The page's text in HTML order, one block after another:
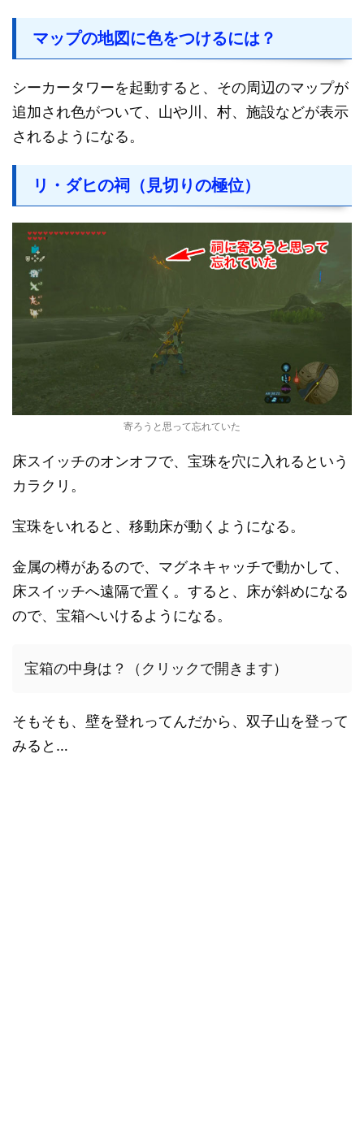
マップの地図に色をつけるには？
シーカータワーを起動すると、その周辺のマップが
追加され色がついて、山や川、村、施設などが表示
されるようになる。
リ・ダヒの祠（見切りの極位）
寄ろうと思って忘れていた
床スイッチのオンオフで、宝珠を穴に入れるという
カラクリ。
宝珠をいれると、移動床が動くようになる。
金属の樽があるので、マグネキャッチで動かして、
床スイッチへ遠隔で置く。すると、床が斜めになる
ので、宝箱へいけるようになる。
宝箱の中身は？（クリックで開きます）
そもそも、壁を登れってんだから、双子山を登って
みると…